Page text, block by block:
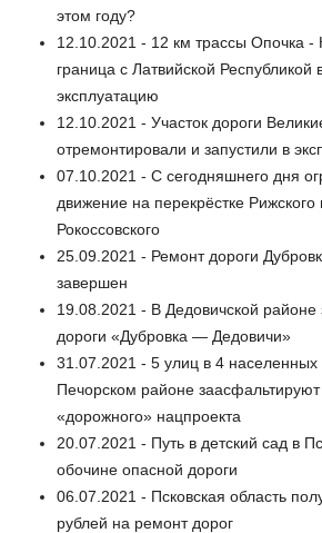
этом году?
12.10.2021 - 12 км трассы Опочка -
граница с Латвийской Республикой
эксплуатацию
12.10.2021 - Участок дороги
отремонтировали и запустили в
07.10.2021 - С сегодняшнего дня
движение на перекрёстке Рижского
Рокоссовского
25.09.2021 - Ремонт дороги
завершен
19.08.2021 - В Дедовичской
дороги «Дубровка — Дедовичи»
31.07.2021 - 5 улиц в 4 населенных
Печорском районе
«дорожного» нацпроекта
20.07.2021 - Путь в детский сад в
обочине опасной дороги
06.07.2021 - Псковская область
рублей на ремонт дорог